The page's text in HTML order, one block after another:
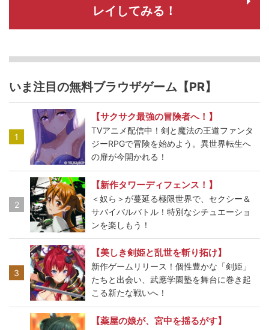
レイしてみる！
いま注目の無料ブラウザゲーム【PR】
1
【サクサク最強の冒険者へ！】
TVアニメ配信中！剣と魔法の王道ファンタ
ジーRPGで冒険を始めよう。異世界転生へ
の扉が今開かれる！
2
【新作タワーディフェンス！】
＜奴ら＞が蔓延る極限世界で、セクシー＆
サバイバルバトル！特別なシチュエーショ
ンを楽しもう！
3
【美しき剣姫と乱世を斬り拓け】
新作ゲームリリース！個性豊かな「剣姫」
たちと出会い、武應学園塾を舞台に巻き起
こる新たな戦いへ！
【薬屋の娘が、宮中を揺るがす】